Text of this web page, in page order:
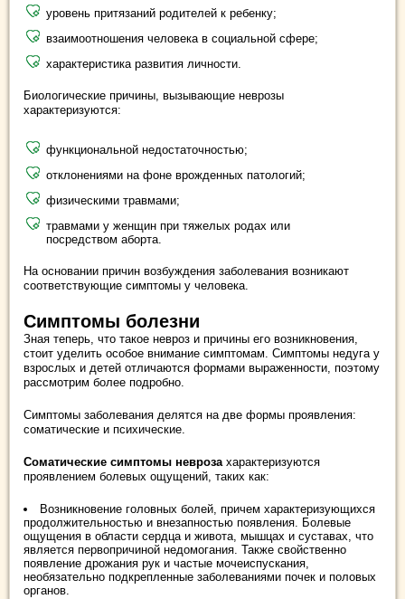
уровень притязаний родителей к ребенку;
взаимоотношения человека в социальной сфере;
характеристика развития личности.
Биологические причины, вызывающие неврозы
характеризуются:
функциональной недостаточностью;
отклонениями на фоне врожденных патологий;
физическими травмами;
травмами у женщин при тяжелых родах или
посредством аборта.
На основании причин возбуждения заболевания возникают
соответствующие симптомы у человека.
Симптомы болезни
Зная теперь, что такое невроз и причины его возникновения,
стоит уделить особое внимание симптомам. Симптомы недуга у
взрослых и детей отличаются формами выраженности, поэтому
рассмотрим более подробно.
Симптомы заболевания делятся на две формы проявления:
соматические и психические.
Соматические симптомы неврозахарактеризуются
проявлением болевых ощущений, таких как:
Возникновение головных болей, причем характеризующихся
продолжительностью и внезапностью появления. Болевые
ощущения в области сердца и живота, мышцах и суставах, что
является первопричиной недомогания. Также свойственно
появление дрожания рук и частые мочеиспускания,
необязательно подкрепленные заболеваниями почек и половых
органов.